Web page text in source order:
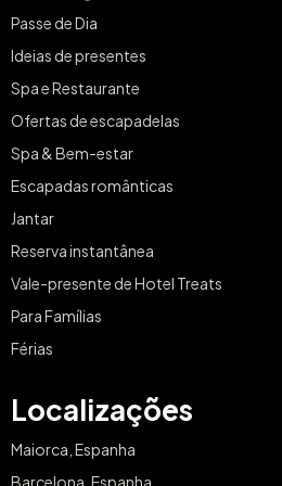
Passe de Dia
Ideias de presentes
Spa e Restaurante
Ofertas de escapadelas
Spa & Bem-estar
Escapadas românticas
Jantar
Reserva instantânea
Vale-presente de Hotel Treats
Para Famílias
Férias
Localizações
Maiorca, Espanha
Barcelona, Espanha